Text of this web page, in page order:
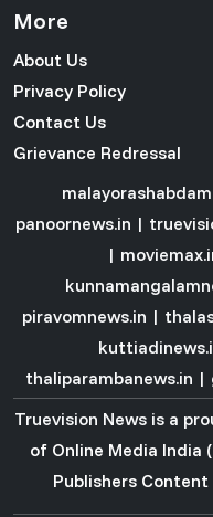
More
About Us
Privacy Policy
Contact Us
Grievance Redressal
panoornews.in |
|
piravomnews.in |
thaliparambanews.in |
Truevision News is a
of Online Media India
Publishers Content